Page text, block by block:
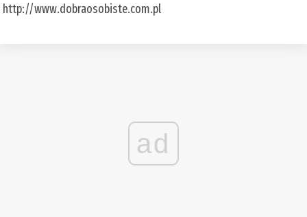
http://www.dobraosobiste.com.pl
ad